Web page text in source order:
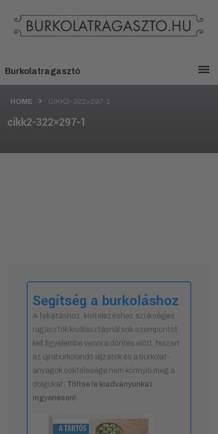
HOME CIKK2-322×297-1
cikk2-322×297-1
Segítség a burkoláshoz
A felújításhoz, kivitelezéshez szükséges
ragasztók kiválasztásnál sok szempontot
kell figyelembe venni a döntés előtt, hiszen
az újraburkolandó aljzatok és a burkolat-
anyagok sokfélesége nem könnyíti meg a
dolgukat. Töltse le kiadványunkat
ingyenesen!